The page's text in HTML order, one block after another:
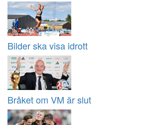
Bilder ska visa idrott
Bråket om VM är slut